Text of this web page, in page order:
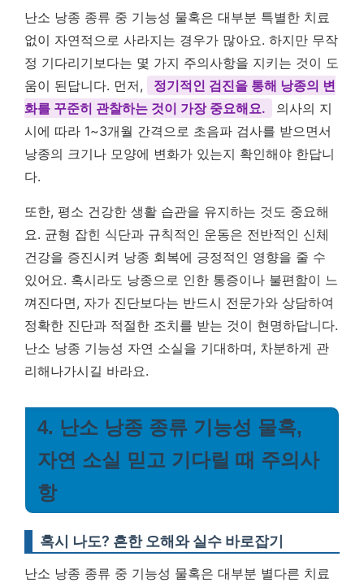
난소 낭종 종류 중 기능성 물혹은 대부분 특별한 치료
없이 자연적으로 사라지는 경우가 많아요. 하지만 무작
정 기다리기보다는 몇 가지 주의사항을 지키는 것이 도
움이 된답니다. 먼저,
정기적인 검진을 통해 낭종의 변
화를 꾸준히 관찰하는 것이 가장 중요해요.
의사의 지
시에 따라 1~3개월 간격으로 초음파 검사를 받으면서
낭종의 크기나 모양에 변화가 있는지 확인해야 한답니
다.
또한, 평소 건강한 생활 습관을 유지하는 것도 중요해
요. 균형 잡힌 식단과 규칙적인 운동은 전반적인 신체
건강을 증진시켜 낭종 회복에 긍정적인 영향을 줄 수
있어요. 혹시라도 낭종으로 인한 통증이나 불편함이 느
껴진다면, 자가 진단보다는 반드시 전문가와 상담하여
정확한 진단과 적절한 조치를 받는 것이 현명하답니다.
난소 낭종 기능성 자연 소실을 기대하며, 차분하게 관
리해나가시길 바라요.
4. 난소 낭종 종류 기능성 물혹,
자연 소실 믿고 기다릴 때 주의사
항
혹시 나도? 흔한 오해와 실수 바로잡기
난소 낭종 종류 중 기능성 물혹은 대부분 별다른 치료